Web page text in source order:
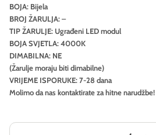
BOJA: Bijela
BROJ ŽARULJA: –
TIP ŽARULJE: Ugrađeni LED modul
BOJA SVJETLA: 4000K
DIMABILNA: NE
(Žarulje moraju biti dimabilne)
VRIJEME ISPORUKE: 7-28 dana
Molimo da nas kontaktirate za hitne narudžbe!